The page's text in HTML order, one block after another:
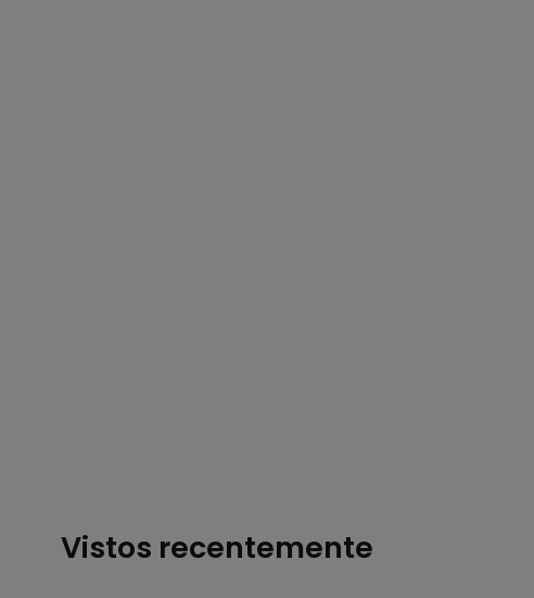
Vistos recentemente